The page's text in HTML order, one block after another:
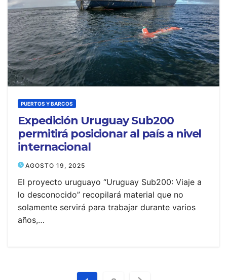
PUERTOS Y BARCOS
Expedición Uruguay Sub200
permitirá posicionar al país a nivel
internacional
AGOSTO 19, 2025
El proyecto uruguayo “Uruguay Sub200: Viaje a
lo desconocido” recopilará material que no
solamente servirá para trabajar durante varios
años,…